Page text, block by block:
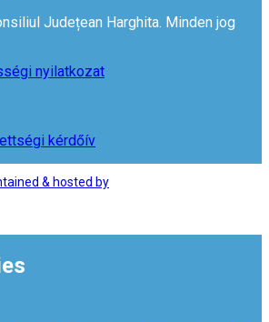
Județean Harghita. Minden jog
nyilatkozat
kérdőív
& hosted by